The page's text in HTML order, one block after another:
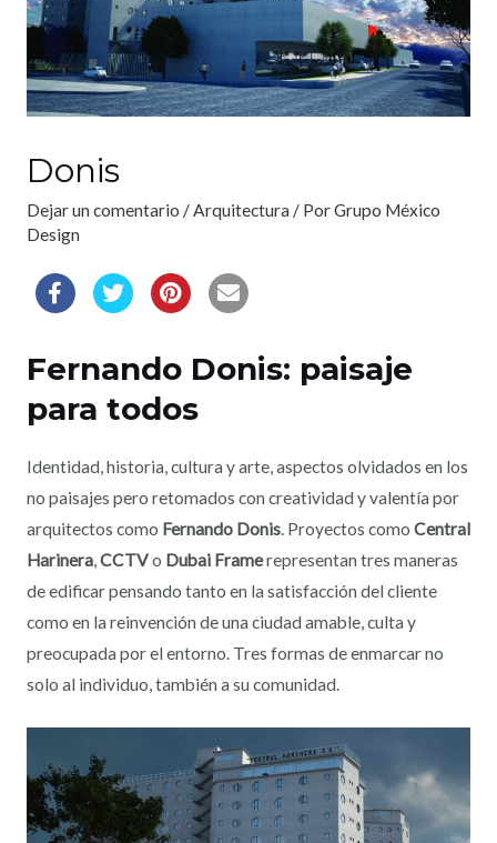
Donis
Dejar un comentario /Arquitectura / PorGrupo México
Design
Fernando Donis: paisaje
para todos
Identidad, historia, cultura y arte, aspectos olvidados en los
no paisajes pero retomados con creatividad y valentía por
arquitectos como Fernando Donis. Proyectos como Central
Harinera,CCTVo Dubai Framerepresentan tres maneras
de edificar pensando tanto en la satisfacción del cliente
como en la reinvención de una ciudad amable, culta y
preocupada por el entorno. Tres formas de enmarcar no
solo al individuo, también a su comunidad.